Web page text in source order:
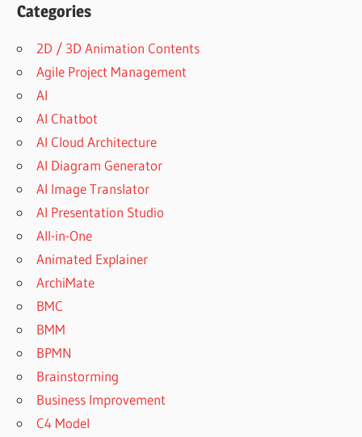
Categories
2D / 3D Animation Contents
Agile Project Management
AI
AI Chatbot
AI Cloud Architecture
AI Diagram Generator
AI Image Translator
AI Presentation Studio
All-in-One
Animated Explainer
ArchiMate
BMC
BMM
BPMN
Brainstorming
Business Improvement
C4 Model